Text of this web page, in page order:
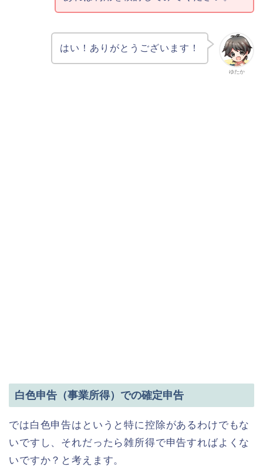
ゆたか
はい！ありがとうございます！
白色申告（事業所得）での確定申告
では白色申告はというと特に控除があるわけでもな
いですし、それだったら雑所得で申告すればよくな
いですか？と考えます。